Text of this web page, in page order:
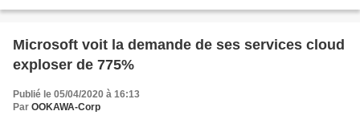
Microsoft voit la demande de ses services cloud
exploser de 775%
Publié le 05/04/2020 à 16:13
Par OOKAWA-Corp